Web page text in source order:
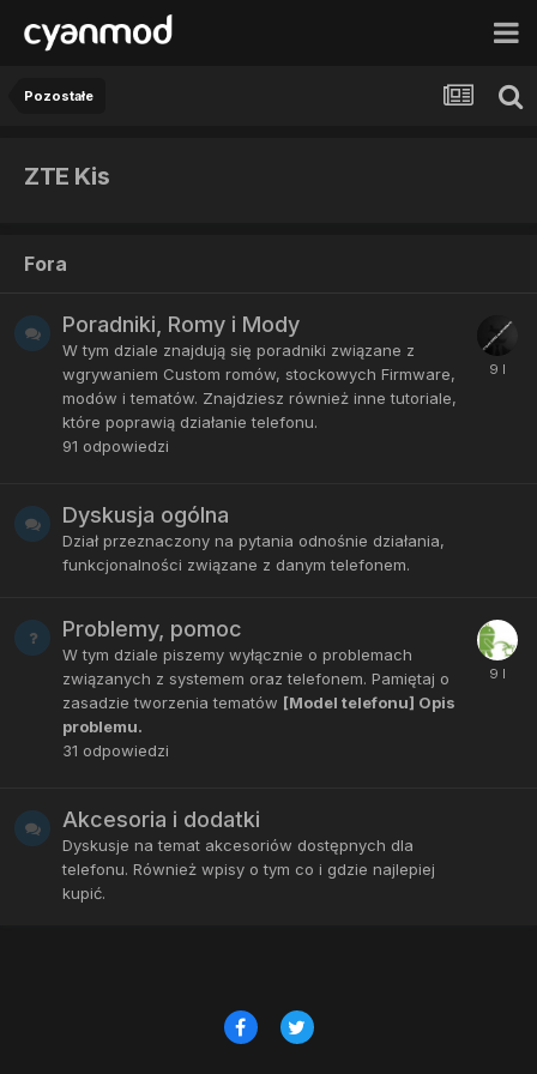
Pozostałe
ZTE Kis
Fora
Poradniki, Romy i Mody
W tym dziale znajdują się poradniki związane z
wgrywaniem Custom romów, stockowych Firmware,
modów i tematów. Znajdziesz również inne tutoriale,
które poprawią działanie telefonu.
91 odpowiedzi
Dyskusja ogólna
Dział przeznaczony na pytania odnośnie działania,
funkcjonalności związane z danym telefonem.
Problemy, pomoc
W tym dziale piszemy wyłącznie o problemach
związanych z systemem oraz telefonem. Pamiętaj o
zasadzie tworzenia tematów [Model telefonu] Opis
problemu.
31 odpowiedzi
Akcesoria i dodatki
Dyskusje na temat akcesoriów dostępnych dla
telefonu. Również wpisy o tym co i gdzie najlepiej
kupić.